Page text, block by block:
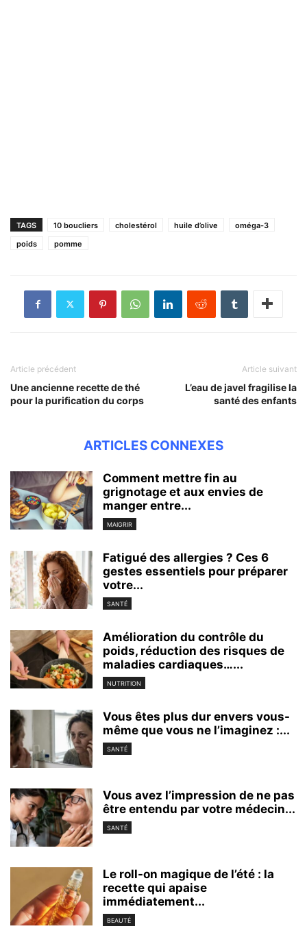
TAGS 10 boucliers cholestérol huile d’olive
oméga-3
poids
pomme
Article précédent
Une ancienne recette de thé
pour la purification du corps
Article suivant
L’eau de javel fragilise la
santé des enfants
ARTICLES CONNEXES
Comment mettre fin au
grignotage et aux envies de
manger entre...
MAIGRIR
Fatigué des allergies ? Ces 6
gestes essentiels pour préparer
votre...
SANTÉ
Amélioration du contrôle du
poids, réduction des risques de
maladies cardiaques…...
NUTRITION
Vous êtes plus dur envers vous-
même que vous ne l’imaginez :...
SANTÉ
Vous avez l’impression de ne pas
être entendu par votre médecin...
SANTÉ
Le roll-on magique de l’été : la
recette qui apaise
immédiatement...
BEAUTÉ